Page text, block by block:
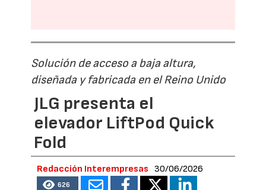
Solución de acceso a baja altura,
diseñada y fabricada en el Reino Unido
JLG presenta el
elevador LiftPod Quick
Fold
Redacción Interempresas 30/06/2026
626